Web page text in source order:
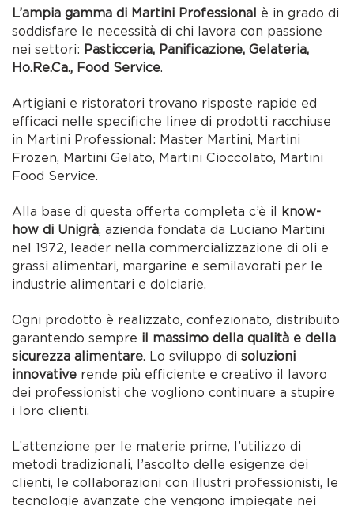
L’ampia gamma di Martini Professional è in grado di
soddisfare le necessità di chi lavora con passione
nei settori: Pasticceria, Panificazione, Gelateria,
Ho.Re.Ca., Food Service.
Artigiani e ristoratori trovano risposte rapide ed
efficaci nelle specifiche linee di prodotti racchiuse
in Martini Professional: Master Martini, Martini
Frozen, Martini Gelato, Martini Cioccolato, Martini
Food Service.
Alla base di questa offerta completa c’è il know-
how di Unigrà, azienda fondata da Luciano Martini
nel 1972, leader nella commercializzazione di oli e
grassi alimentari, margarine e semilavorati per le
industrie alimentari e dolciarie.
Ogni prodotto è realizzato, confezionato, distribuito
garantendo sempre il massimo della qualità e della
sicurezza alimentare. Lo sviluppo disoluzioni
innovative rende più efficiente e creativo il lavoro
dei professionisti che vogliono continuare a stupire
i loro clienti.
L’attenzione per le materie prime, l’utilizzo di
metodi tradizionali, l’ascolto delle esigenze dei
clienti, le collaborazioni con illustri professionisti, le
tecnologie avanzate che vengono impiegate nei